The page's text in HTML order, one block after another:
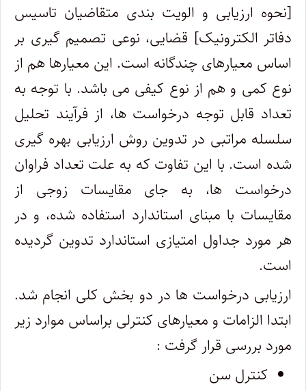
[نحوه ارزیابی و الویت بندی متقاضیان تاسیس
دفاتر الکترونیک] قضایی، نوعی تصمیم ­گیری بر
اساس معیارهای چندگانه است. این معیارها هم از
نوع کمی و هم از نوع کیفی می­ باشد. با توجه به
تعداد قابل توجه درخواست ­ها، از فرآیند تحلیل
سلسله مراتبی در تدوین روش ارزیابی بهره ­گیری
شده است. با این تفاوت که به علت تعداد فراوان
درخواست­ ها، به جای مقایسات زوجی از
مقایسات با مبنای استاندارد استفاده شده، و در
هر مورد جداول امتیازی استاندارد تدوین گردیده
است.
ارزیابی درخواست ­ها در دو بخش کلی انجام شد.
ابتدا الزامات و معیارهای کنترلی براساس موارد زیر
مورد بررسی قرار گرفت :
کنترل سن